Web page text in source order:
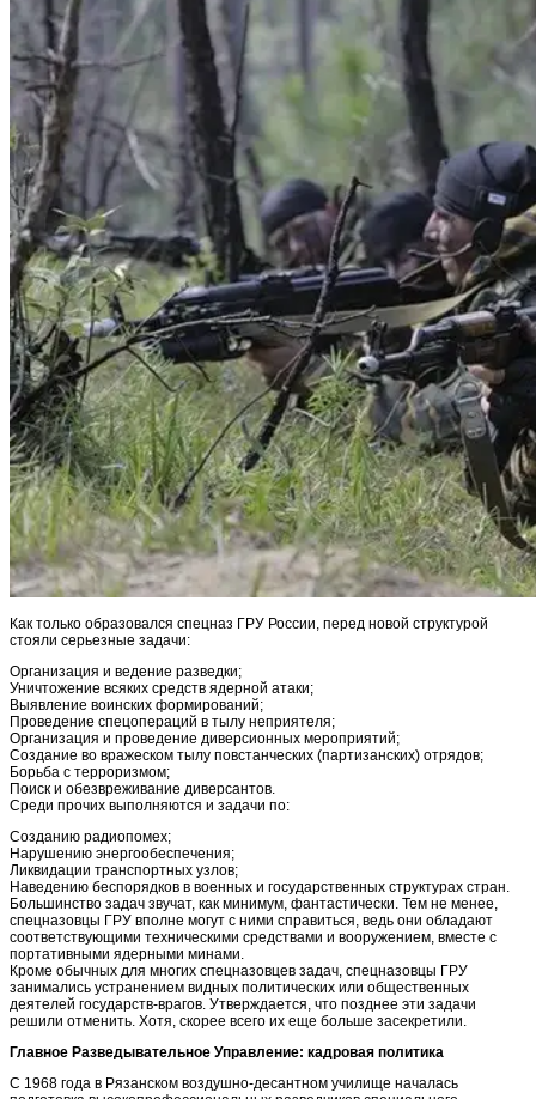
Как только образовался спецназ ГРУ России, перед новой структурой
стояли серьезные задачи:
Организация и ведение разведки;
Уничтожение всяких средств ядерной атаки;
Выявление воинских формирований;
Проведение спецопераций в тылу неприятеля;
Организация и проведение диверсионных мероприятий;
Создание во вражеском тылу повстанческих (партизанских) отрядов;
Борьба с терроризмом;
Поиск и обезвреживание диверсантов.
Среди прочих выполняются и задачи по:
Созданию радиопомех;
Нарушению энергообеспечения;
Ликвидации транспортных узлов;
Наведению беспорядков в военных и государственных структурах стран.
Большинство задач звучат, как минимум, фантастически. Тем не менее,
спецназовцы ГРУ вполне могут с ними справиться, ведь они обладают
соответствующими техническими средствами и вооружением, вместе с
портативными ядерными минами.
Кроме обычных для многих спецназовцев задач, спецназовцы ГРУ
занимались устранением видных политических или общественных
деятелей государств-врагов. Утверждается, что позднее эти задачи
решили отменить. Хотя, скорее всего их еще больше засекретили.
Главное Разведывательное Управление: кадровая политика
С 1968 года в Рязанском воздушно-десантном училище началась